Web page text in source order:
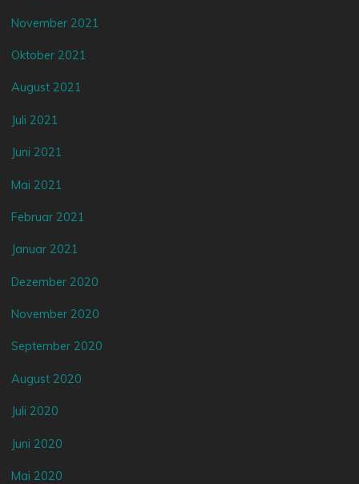
November 2021
Oktober 2021
August 2021
Juli 2021
Juni 2021
Mai 2021
Februar 2021
Januar 2021
Dezember 2020
November 2020
September 2020
August 2020
Juli 2020
Juni 2020
Mai 2020